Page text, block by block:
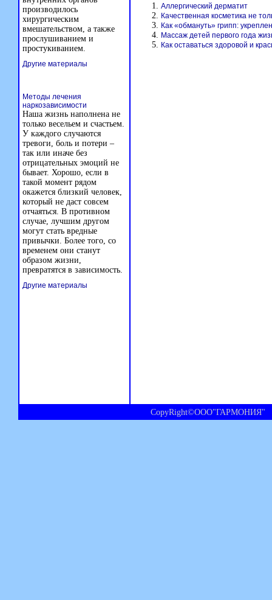
Аллергический дерматит
Качественная косметика не
Как «обмануть» грипп:
Массаж детей первого года
Как оставаться здоровой и
производилось
хирургическим
вмешательством, а также
прослушиванием и
простукиванием.
Другие материалы
Методы лечения
наркозависимости
Наша жизнь наполнена не
только весельем и счастьем.
У каждого случаются
тревоги, боль и потери –
так или иначе без
отрицательных эмоций не
бывает. Хорошо, если в
такой момент рядом
окажется близкий человек,
который не даст совсем
отчаяться. В противном
случае, лучшим другом
могут стать вредные
привычки. Более того, со
временем они станут
образом жизни,
превратятся в зависимость.
Другие материалы